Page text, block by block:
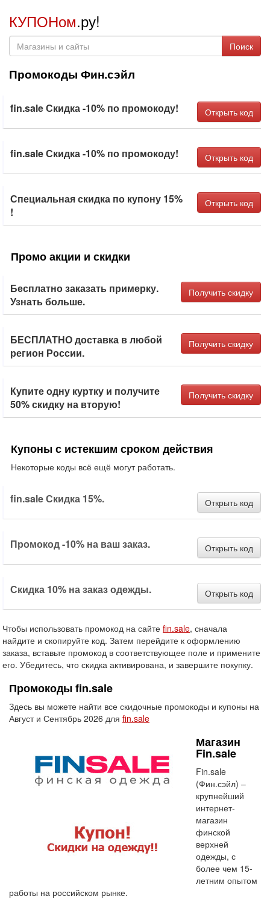
КУПОНом.ру!
Поиск
Промокоды Фин.сэйл
fin.sale Скидка -10% по промокоду! Открыть код
fin.sale Скидка -10% по промокоду! Открыть код
Специальная скидка по купону 15%
!
Открыть код
Промо акции и скидки
Бесплатно заказать примерку.
Узнать больше.
Получить скидку
БЕСПЛАТНО доставка в любой
регион России.
Получить скидку
Купите одну куртку и получите
50% скидку на вторую!
Получить скидку
Купоны с истекшим сроком действия
Некоторые коды всё ещё могут работать.
fin.sale Скидка 15%. Открыть код
Промокод -10% на ваш заказ. Открыть код
Скидка 10% на заказ одежды. Открыть код
Чтобы использовать промокод на сайте fin.sale, сначала
найдите и скопируйте код. Затем перейдите к оформлению
заказа, вставьте промокод в соответствующее поле и примените
его. Убедитесь, что скидка активирована, и завершите покупку.
Промокоды fin.sale
Здесь вы можете найти все скидочные промокоды и купоны на
Август и Сентябрь 2026 для fin.sale
Магазин
Fin.sale
Fin.sale
(Фин.сэйл) –
крупнейший
интернет-
магазин
финской
верхней
одежды, с
более чем 15-
летним опытом
работы на российском рынке.